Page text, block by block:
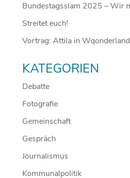
Bundestagsslam 2025 – Wir
Streitet euch!
Vortrag: Attila in Wqonderland
KATEGORIEN
Debatte
Fotografie
Gemeinschaft
Gespräch
Journalismus
Kommunalpolitik